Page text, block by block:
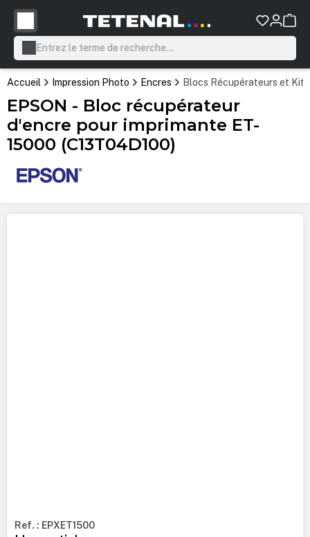
principal
Accueil Impression Photo Encres Blocs Récupérateurs et
EPSON - Bloc récupérateur
d'encre pour imprimante ET-
15000 (C13T04D100)
Ref. : EPXET1500